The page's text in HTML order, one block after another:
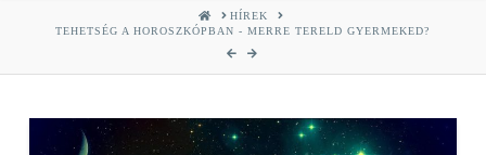
HOMEHÍREK
TEHETSÉG A HOROSZKÓPBAN - MERRE TERELD GYERMEKED?